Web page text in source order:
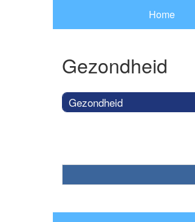
Home
Gezondheid
Gezondheid